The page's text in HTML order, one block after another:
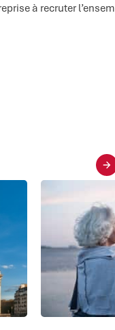
à recruter